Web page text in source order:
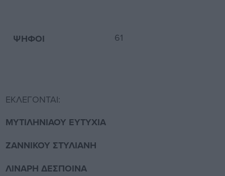
ΨΗΦΟΙ 61
ΕΚΛΕΓΟΝΤΑΙ:
ΜΥΤΙΛΗΝΙΑΟΥ ΕΥΤΥΧΙΑ
ΖΑΝΝΙΚΟΥ ΣΤΥΛΙΑΝΗ
ΛΙΝΑΡΗ ΔΕΣΠΟΙΝΑ